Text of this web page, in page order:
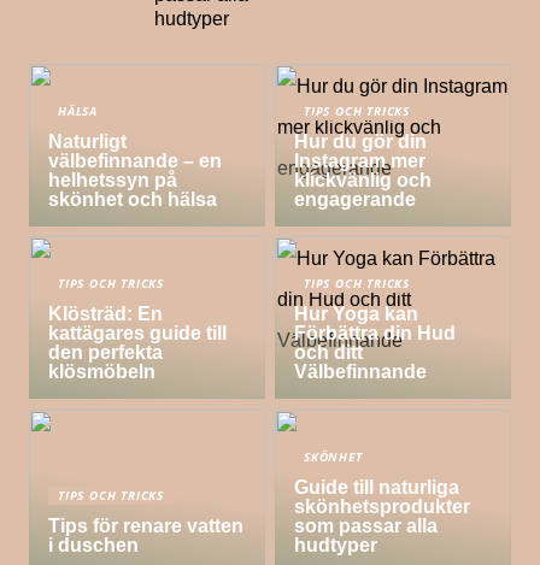
hudtyper
HÄLSA
Naturligt
välbefinnande – en
helhetssyn på
skönhet och hälsa
TIPS OCH TRICKS
Hur du gör din
Instagram mer
klickvänlig och
engagerande
TIPS OCH TRICKS
Klösträd: En
kattägares guide till
den perfekta
klösmöbeln
TIPS OCH TRICKS
Hur Yoga kan
Förbättra din Hud
och ditt
Välbefinnande
TIPS OCH TRICKS
Tips för renare vatten
i duschen
SKÖNHET
Guide till naturliga
skönhetsprodukter
som passar alla
hudtyper